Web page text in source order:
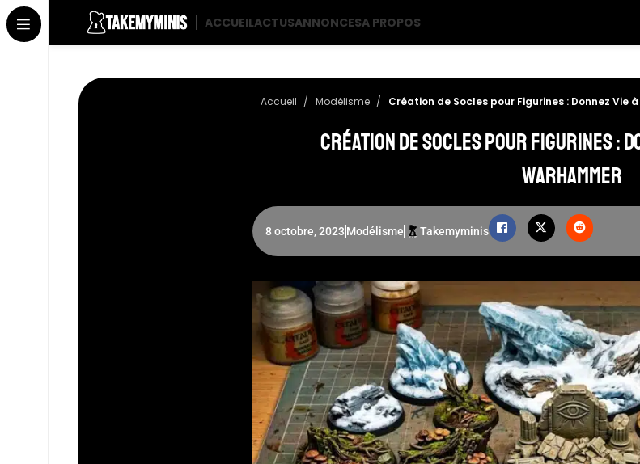
ACCUEILACTUSANNONCESA PROPOS
Accueil Modélisme Création de Socles pour Figurines : Donnez Vie
Création de Socles pour Figurines :
Warhammer
8 octobre, 2023 Modélisme Takemyminis